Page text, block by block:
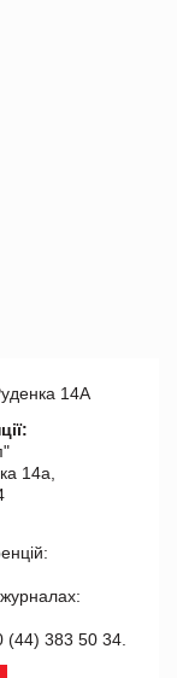
14А
14а,
(44) 383 50 34.